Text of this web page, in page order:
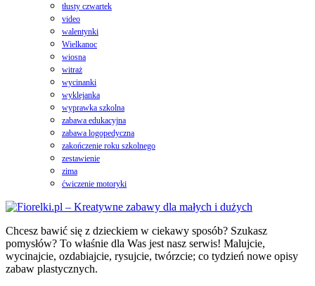
tłusty czwartek
video
walentynki
Wielkanoc
wiosna
witraż
wycinanki
wyklejanka
wyprawka szkolna
zabawa edukacyjna
zabawa logopedyczna
zakończenie roku szkolnego
zestawienie
zima
ćwiczenie motoryki
Chcesz bawić się z dzieckiem w ciekawy sposób? Szukasz
pomysłów? To właśnie dla Was jest nasz serwis! Malujcie,
wycinajcie, ozdabiajcie, rysujcie, twórzcie; co tydzień nowe opisy
zabaw plastycznych.